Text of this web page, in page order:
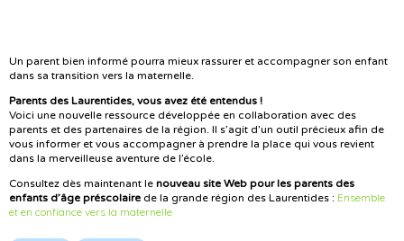
Un parent bien informé pourra mieux rassurer et accompagner son enfant
dans sa transition vers la maternelle.
Parents des Laurentides, vous avez été entendus !
Voici une nouvelle ressource développée en collaboration avec des
parents et des partenaires de la région. Il s’agit d’un outil précieux afin de
vous informer et vous accompagner à prendre la place qui vous revient
dans la merveilleuse aventure de l’école.
Consultez dès maintenant le nouveau site Web pour les parents des
enfants d’âge préscolaire de la grande région des Laurentides : Ensemble
et en confiance vers la maternelle